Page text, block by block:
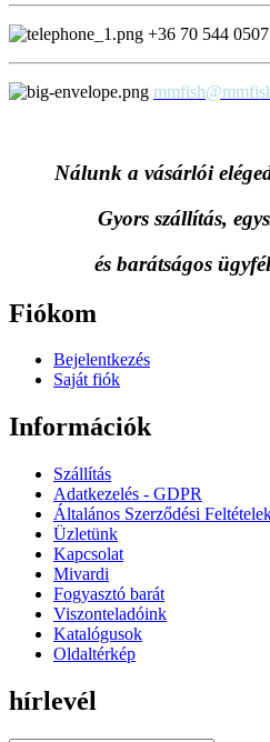
+36 70 544 0507
Nálunk a vásárlói
Gyors szállítás,
és barátságos
Fiókom
Bejelentkezés
Saját fiók
Információk
Szállítás
Adatkezelés - GDPR
Általános Szerződési
Üzletünk
Kapcsolat
Mivardi
Fogyasztó barát
Viszonteladóink
Katalógusok
Oldaltérkép
hírlevél